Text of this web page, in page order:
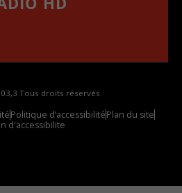
Tous droits réservés.
Politique d’accessibilitéPlan du site
d'accessibilite